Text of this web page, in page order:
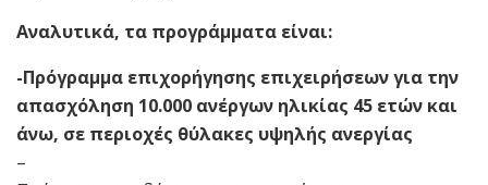
Αναλυτικά, τα προγράμματα είναι:
-Πρόγραμμα επιχορήγησης επιχειρήσεων για την
απασχόληση 10.000 ανέργων ηλικίας 45 ετών και
άνω, σε περιοχές θύλακες υψηλής ανεργίας
–